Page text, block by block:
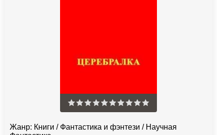
Жанр: Книги / Фантастика и фэнтези / Научная